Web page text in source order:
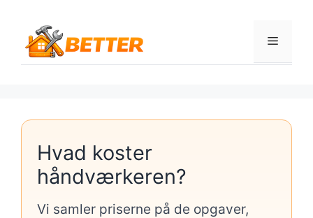
indhold
Menu
Hvad koster
håndværkeren?
Vi samler priserne på de opgaver,